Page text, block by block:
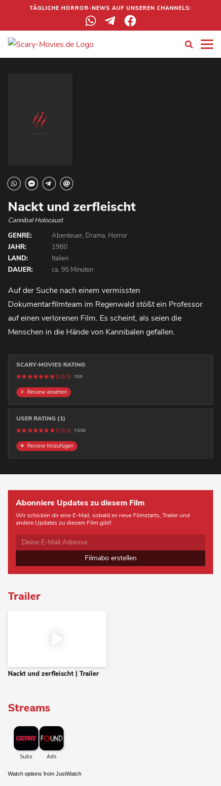
TÄGLICHE HORROR-NEWS AUF UNSEREN CHANNELS:
Nackt und zerfleischt
Cannibal Holocaust
GENRE:
Abenteuer, Drama, Horror
JAHR:
1980
LAND:
Italien
DAUER:
ca. 95 Minuten
Auf der Suche nach einem vermissten
Dokumentarfilmteam im Regenwald stößt ein Professor
auf einen verlorenen Film. Es scheint, als seien die
Menschen in die Hände von Kannibalen gefallen.
SCARY-MOVIES RATING
7/10
Review ansehen
USER RATING (1)
7,0/10
Review hinzufügen
Abonniere Updates zu diesem Film
Wir schicken dir eine E-Mail, sobald es neue Filmstarts, Trailer und
andere Updates zu diesem Film gibt!
Filmabo erstellen
Trailer
Nackt und zerfleischt | Trailer
Streams
Watch options from JustWatch